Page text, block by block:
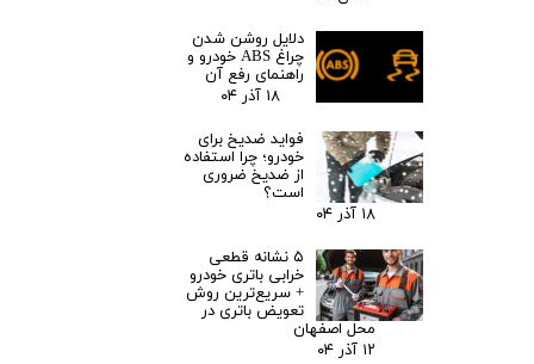
دلایل روشن شدن
چراغ ABS خودرو و
راهنمای رفع آن
۱۸ آذر ۰۴
فواید ضدیخ برای
خودرو؛ چرا استفاده
از ضدیخ ضروری
است؟
۱۸ آذر ۰۴
۵ نشانه قطعی
خرابی باتری خودرو
+ سریع‌ترین روش
تعویض باتری در
محل اصفهان
۱۲ آذر ۰۴